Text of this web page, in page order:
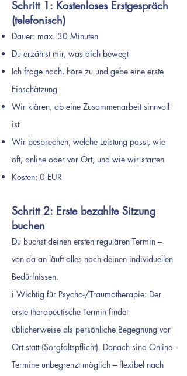
Schritt 1: Kostenloses Erstgespräch
(telefonisch)
Dauer: max. 30 Minuten
Du erzählst mir, was dich bewegt
Ich frage nach, höre zu und gebe eine erste
Einschätzung
Wir klären, ob eine Zusammenarbeit sinnvoll
ist
Wir besprechen, welche Leistung passt, wie
oft, online oder vor Ort, und wie wir starten
Kosten: 0 EUR
Schritt 2: Erste bezahlte Sitzung
buchen
Du buchst deinen ersten regulären Termin –
von da an läuft alles nach deinen individuellen
Bedürfnissen.
ℹ️ Wichtig für Psycho-/Traumatherapie: Der
erste therapeutische Termin findet
üblicherweise als persönliche Begegnung vor
Ort statt (Sorgfaltspflicht). Danach sind Online-
Termine unbegrenzt möglich – flexibel nach